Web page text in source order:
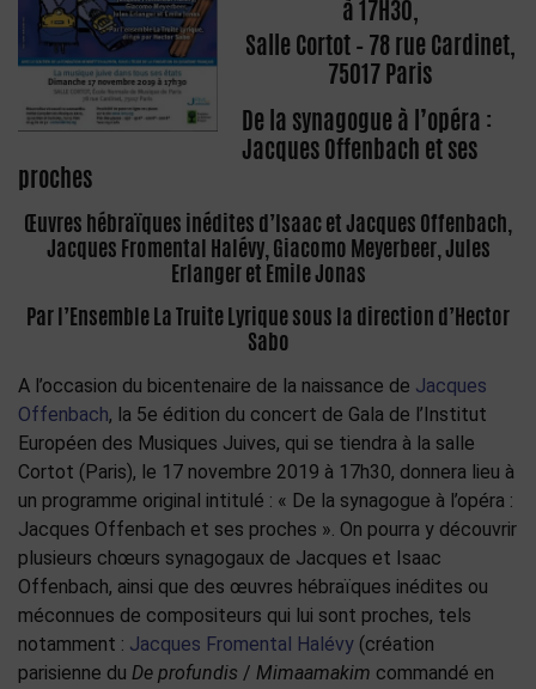
à 17H30,
Salle Cortot – 78 rue Cardinet,
75017 Paris
De la synagogue à l’opéra :
Jacques Offenbach et ses
proches
Œuvres hébraïques inédites d’Isaac et Jacques Offenbach,
Jacques Fromental Halévy,Giacomo Meyerbeer, Jules
Erlanger et Emile Jonas
Par l’Ensemble La Truite Lyrique sous la direction d’Hector
Sabo
A l’occasion du bicentenaire de la naissance de Jacques
Offenbach, la 5e édition du concert de Gala de l’Institut
Européen des Musiques Juives, qui se tiendra à la salle
Cortot (Paris), le 17 novembre 2019 à 17h30, donnera lieu à
un programme original intitulé : « De la synagogue à l’opéra :
Jacques Offenbach et ses proches ». On pourra y découvrir
plusieurs chœurs synagogaux de Jacques et Isaac
Offenbach, ainsi que des œuvres hébraïques inédites ou
méconnues de compositeurs qui lui sont proches, tels
notamment : Jacques Fromental Halévy (création
parisienne du De profundis / Mimaamakim commandé en